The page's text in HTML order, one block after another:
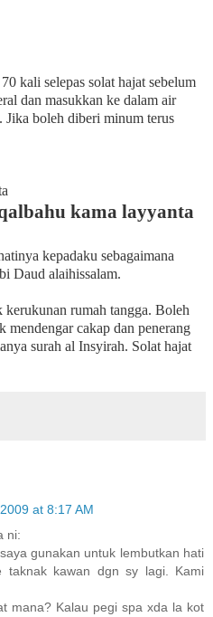
kali selepas solat hajat sebelum
dan masukkan ke dalam air
Jika boleh diberi minum terus
kama layyanta
kepadaku sebagaimana
Daud alaihissalam.
rumah tangga. Boleh
cakap dan penerang
surah al Insyirah. Solat hajat
at 8:17 AM
ni:
gunakan untuk lembutkan hati
taknak kawan dgn sy lagi. Kami
mana? Kalau pegi spa xda la kot